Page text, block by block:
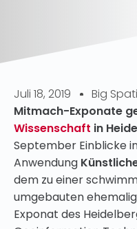
Juli 18, 2019
Big
Mitmach-Exponate
Wissenschaft in
September Einblicke
Anwendung
dem zu einer
umgebauten
Exponat des